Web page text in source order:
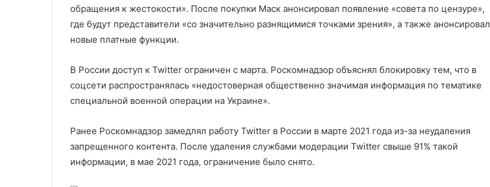
обращения к жестокости». После покупки Маск анонсировал появление «совета по цензуре»,
где будут представители «со значительно разнящимися точками зрения», а также анонсировал
новые платные функции.
В России доступ к Twitter ограничен с марта. Роскомнадзор объяснял блокировку тем, что в
соцсети распространялась «недостоверная общественно значимая информация по тематике
специальной военной операции на Украине».
Ранее Роскомнадзор замедлял работу Twitter в России в марте 2021 года из-за неудаления
запрещенного контента. После удаления службами модерации Twitter свыше 91% такой
информации, в мае 2021 года, ограничение было снято.